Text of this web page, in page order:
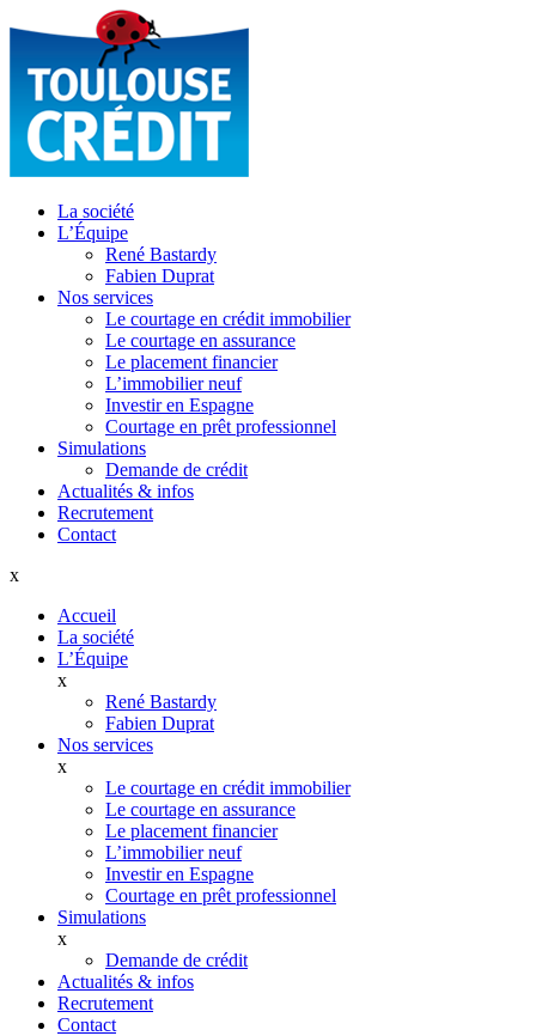
La société
L’Équipe
René Bastardy
Fabien Duprat
Nos services
Le courtage en crédit immobilier
Le courtage en assurance
Le placement financier
L’immobilier neuf
Investir en Espagne
Courtage en prêt professionnel
Simulations
Demande de crédit
Actualités & infos
Recrutement
Contact
x
Accueil
La société
L’Équipe
x
René Bastardy
Fabien Duprat
Nos services
x
Le courtage en crédit immobilier
Le courtage en assurance
Le placement financier
L’immobilier neuf
Investir en Espagne
Courtage en prêt professionnel
Simulations
x
Demande de crédit
Actualités & infos
Recrutement
Contact